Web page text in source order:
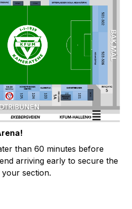
than 60 minutes before
arriving early to secure the
your section.